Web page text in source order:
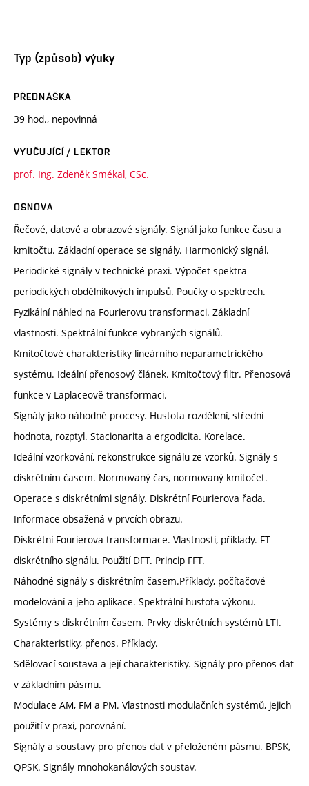
Typ (způsob) výuky
PŘEDNÁŠKA
39 hod., nepovinná
VYUČUJÍCÍ / LEKTOR
prof. Ing. Zdeněk Smékal, CSc.
OSNOVA
Řečové, datové a obrazové signály. Signál jako funkce času a
kmitočtu. Základní operace se signály. Harmonický signál.
Periodické signály v technické praxi. Výpočet spektra
periodických obdélníkových impulsů. Poučky o spektrech.
Fyzikální náhled na Fourierovu transformaci. Základní
vlastnosti. Spektrální funkce vybraných signálů.
Kmitočtové charakteristiky lineárního neparametrického
systému. Ideální přenosový článek. Kmitočtový filtr. Přenosová
funkce v Laplaceově transformaci.
Signály jako náhodné procesy. Hustota rozdělení, střední
hodnota, rozptyl. Stacionarita a ergodicita. Korelace.
Ideální vzorkování, rekonstrukce signálu ze vzorků. Signály s
diskrétním časem. Normovaný čas, normovaný kmitočet.
Operace s diskrétními signály. Diskrétní Fourierova řada.
Informace obsažená v prvcích obrazu.
Diskrétní Fourierova transformace. Vlastnosti, příklady. FT
diskrétního signálu. Použití DFT. Princip FFT.
Náhodné signály s diskrétním časem.Příklady, počítačové
modelování a jeho aplikace. Spektrální hustota výkonu.
Systémy s diskrétním časem. Prvky diskrétních systémů LTI.
Charakteristiky, přenos. Příklady.
Sdělovací soustava a její charakteristiky. Signály pro přenos dat
v základním pásmu.
Modulace AM, FM a PM. Vlastnosti modulačních systémů, jejich
použití v praxi, porovnání.
Signály a soustavy pro přenos dat v přeloženém pásmu. BPSK,
QPSK. Signály mnohokanálových soustav.